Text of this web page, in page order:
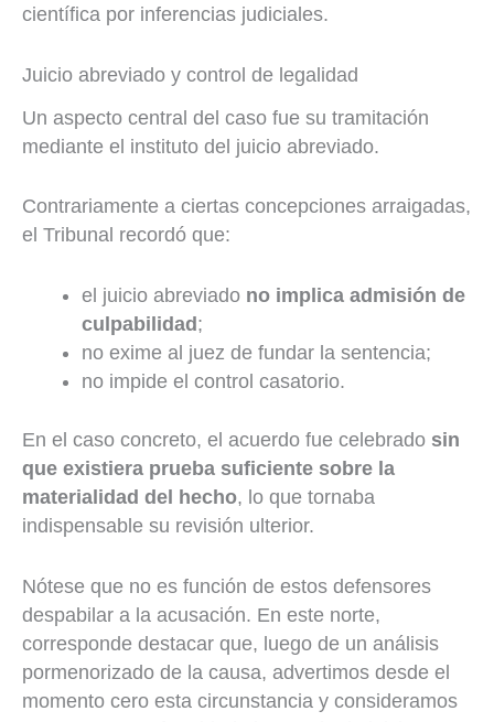
científica por inferencias judiciales.
Juicio abreviado y control de legalidad
Un aspecto central del caso fue su tramitación
mediante el instituto del juicio abreviado.
Contrariamente a ciertas concepciones arraigadas,
el Tribunal recordó que:
el juicio abreviado no implica admisión de
culpabilidad ;
no exime al juez de fundar la sentencia;
no impide el control casatorio.
En el caso concreto, el acuerdo fue celebrado sin
que existiera prueba suficiente sobre la
materialidad del hecho, lo que tornaba
indispensable su revisión ulterior.
Nótese que no es función de estos defensores
despabilar a la acusación. En este norte,
corresponde destacar que, luego de un análisis
pormenorizado de la causa, advertimos desde el
momento cero esta circunstancia y consideramos